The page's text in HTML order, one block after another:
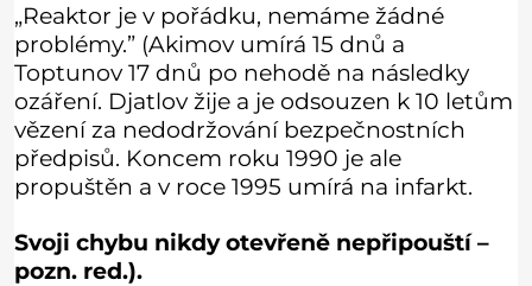
„Reaktor je v pořádku, nemáme žádné
problémy.” (Akimov umírá 15 dnů a
Toptunov 17 dnů po nehodě na následky
ozáření. Djatlov žije a je odsouzen k 10 letům
vězení za nedodržování bezpečnostních
předpisů. Koncem roku 1990 je ale
propuštěn a v roce 1995 umírá na infarkt.
Svoji chybu nikdy otevřeně nepřipouští –
pozn. red.).